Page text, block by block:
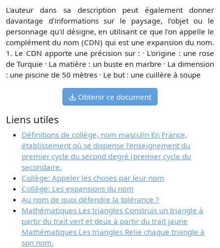
L'auteur dans sa description peut également donner
davantage d'informations sur le paysage, l'objet ou le
personnage qu'il désigne, en utilisant ce que l'on appelle le
complément du nom (CDN) qui est une expansion du nom.
1. Le CDN apporte une précision sur : · L'origine : une rose
de Turquie · La matière : un buste en marbre · La dimension
: une piscine de 50 mètres · Le but : une cuillère à soupe
Obtenir ce document
Liens utiles
Définitions de collège, nom masculin En France,
établissement où se dispense l'enseignement du
premier cycle du second degré (premier cycle du
secondaire.
Collège: Appeler les choses par leur nom
Collège: Les expansions du nom
Au nom de quoi défendre la tolérance ?
Mathématiques Les triangles Construis un triangle à
partir du trait vert et deux à partir du trait jaune
Mathématiques Les triangles Relie chaque triangle à
son nom.